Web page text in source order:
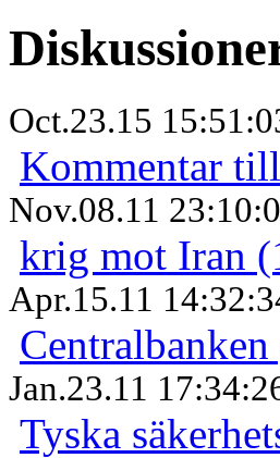
Oct.23.15
Kommentar
Nov.08.11
krig mot Iran
Apr.15.11
Jan.23.11
Tyska